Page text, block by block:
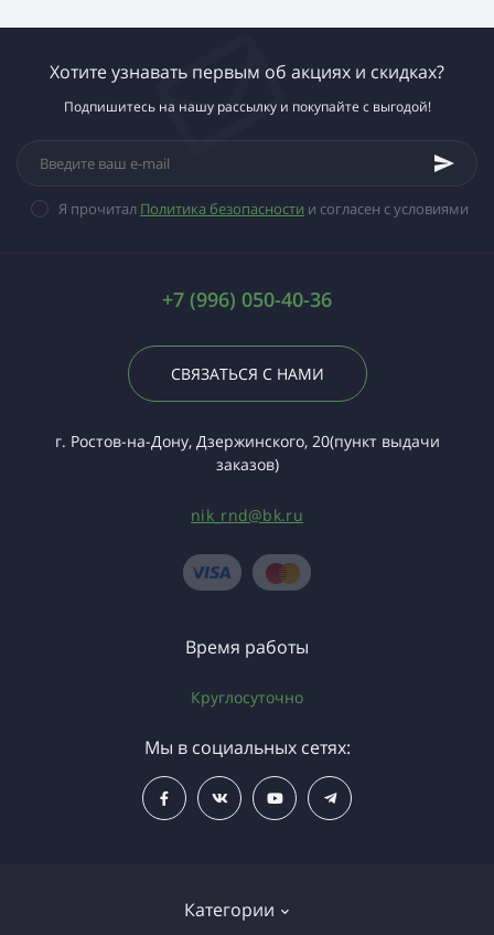
Хотите узнавать первым об акциях и скидках?
Подпишитесь на нашу рассылку и покупайте с выгодой!
Я прочитал Политика безопасности и согласен с условиями
+7 (996) 050-40-36
СВЯЗАТЬСЯ С НАМИ
г. Ростов-на-Дону, Дзержинского, 20(пункт выдачи
заказов)
nik_rnd@bk.ru
Категории
Время работы
Круглосуточно
Мы в социальных сетях: